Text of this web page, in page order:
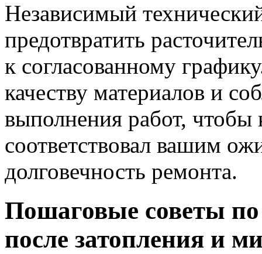
Независимый
предотвратить
к согласованному
качеству материалов и
выполнения работ, чтобы
соответствовал вашим
долговечность ремонта.
Пошаговые советы
после затопления и